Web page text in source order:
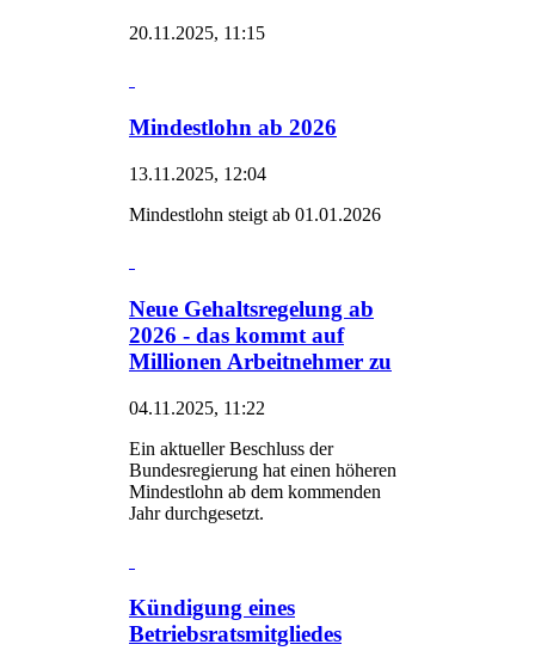
20.11.2025, 11:15
Mindestlohn ab 2026
13.11.2025, 12:04
Mindestlohn steigt ab 01.01.2026
Neue Gehaltsregelung ab
2026 - das kommt auf
Millionen Arbeitnehmer zu
04.11.2025, 11:22
Ein aktueller Beschluss der
Bundesregierung hat einen höheren
Mindestlohn ab dem kommenden
Jahr durchgesetzt.
Kündigung eines
Betriebsratsmitgliedes